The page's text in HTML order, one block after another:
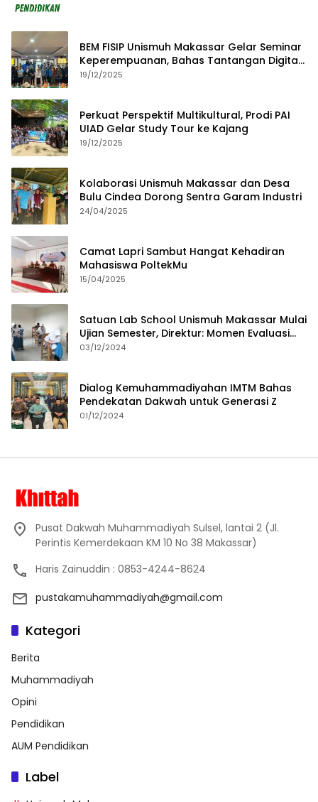
BEM FISIP Unismuh Makassar Gelar Seminar
Keperempuanan, Bahas Tantangan Digital
dan Budaya Lokal
19/12/2025
Perkuat Perspektif Multikultural, Prodi PAI
UIAD Gelar Study Tour ke Kajang
19/12/2025
Kolaborasi Unismuh Makassar dan Desa
Bulu Cindea Dorong Sentra Garam Industri
24/04/2025
Camat Lapri Sambut Hangat Kehadiran
Mahasiswa PoltekMu
15/04/2025
Satuan Lab School Unismuh Makassar Mulai
Ujian Semester, Direktur: Momen Evaluasi
Proses Pembelajaran
03/12/2024
Dialog Kemuhammadiyahan IMTM Bahas
Pendekatan Dakwah untuk Generasi Z
01/12/2024
Pusat Dakwah Muhammadiyah Sulsel, lantai 2 (Jl.
Perintis Kemerdekaan KM 10 No 38 Makassar)
Haris Zainuddin : 0853-4244-8624
pustakamuhammadiyah@gmail.com
Kategori
Berita
Muhammadiyah
Opini
Pendidikan
AUM Pendidikan
Label